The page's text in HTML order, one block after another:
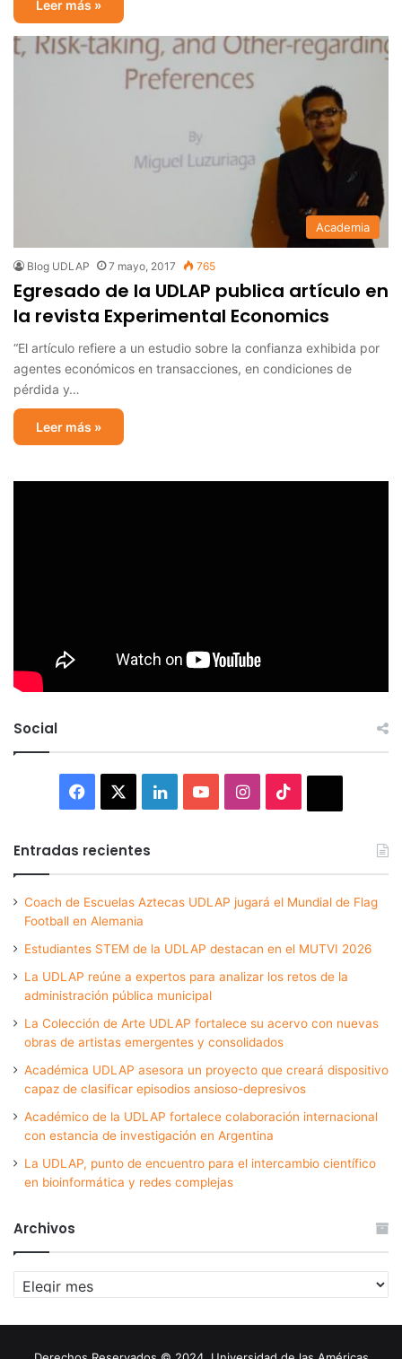
Leer más »
Academia
Blog UDLAP 7 mayo, 2017 765
Egresado de la UDLAP publica artículo en
la revista Experimental Economics
“El artículo refiere a un estudio sobre la confianza exhibida por
agentes económicos en transacciones, en condiciones de
pérdida y…
Leer más »
Social
Facebook LinkedInYouTubeInstagram
Entradas recientes
Coach de Escuelas Aztecas UDLAP jugará el Mundial de Flag
Football en Alemania
Estudiantes STEM de la UDLAP destacan en el MUTVI 2026
La UDLAP reúne a expertos para analizar los retos de la
administración pública municipal
La Colección de Arte UDLAP fortalece su acervo con nuevas
obras de artistas emergentes y consolidados
Académica UDLAP asesora un proyecto que creará dispositivo
capaz de clasificar episodios ansioso-depresivos
Académico de la UDLAP fortalece colaboración internacional
con estancia de investigación en Argentina
La UDLAP, punto de encuentro para el intercambio científico
en bioinformática y redes complejas
Archivos
Archivos